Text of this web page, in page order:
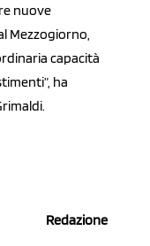
nuove
Mezzogiorno,
capacità
ha
Redazione